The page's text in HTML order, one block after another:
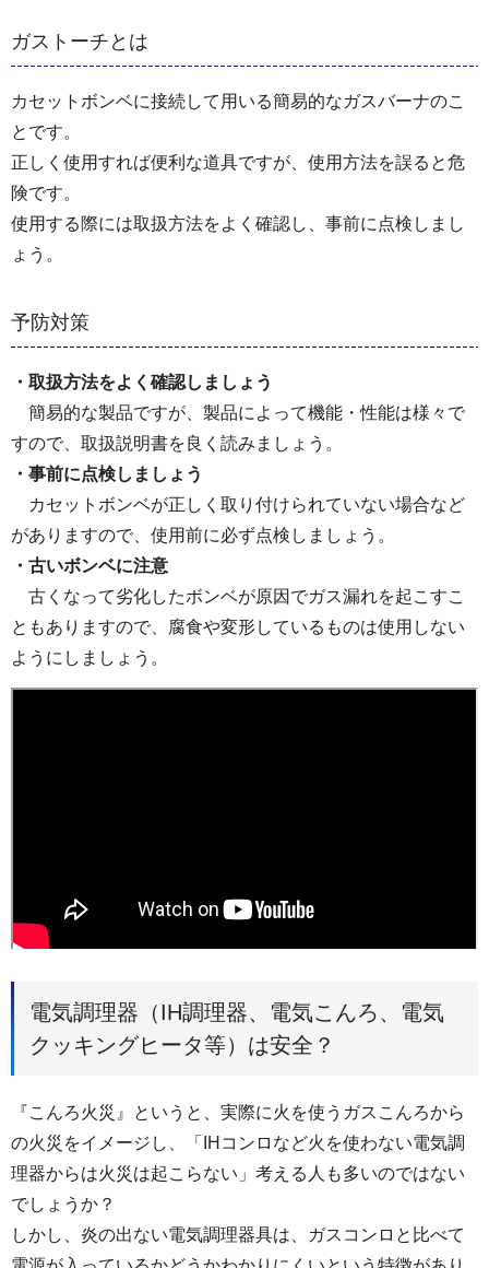
ガストーチとは
カセットボンベに接続して用いる簡易的なガスバーナのこ
とです。
正しく使用すれば便利な道具ですが、使用方法を誤ると危
険です。
使用する際には取扱方法をよく確認し、事前に点検しまし
ょう。
予防対策
・取扱方法をよく確認しましょう
簡易的な製品ですが、製品によって機能・性能は様々で
すので、取扱説明書を良く読みましょう。
・事前に点検しましょう
カセットボンベが正しく取り付けられていない場合など
がありますので、使用前に必ず点検しましょう。
・古いボンベに注意
古くなって劣化したボンベが原因でガス漏れを起こすこ
ともありますので、腐食や変形しているものは使用しない
ようにしましょう。
電気調理器（IH調理器、電気こんろ、電気
クッキングヒータ等）は安全？
『こんろ火災』というと、実際に火を使うガスこんろから
の火災をイメージし、「IHコンロなど火を使わない電気調
理器からは火災は起こらない」考える人も多いのではない
でしょうか？
しかし、炎の出ない電気調理器具は、ガスコンロと比べて